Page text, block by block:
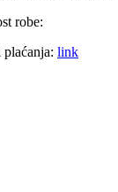
robe:
plaćanja: link